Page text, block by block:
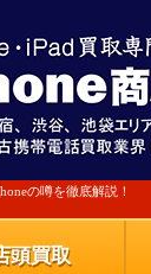
の噂を徹底解説！
頭買取